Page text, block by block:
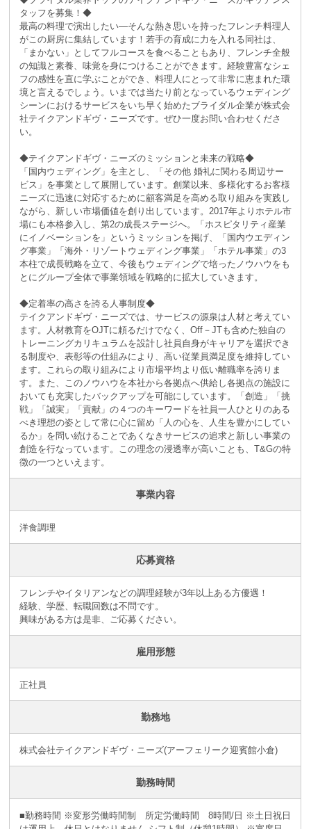
タッフを募集！◆
最高の料理で演出したい―そんな熱き思いを持ったフレンチ料理人
がこの厨房に集結しています！若手の育成に力を入れる同社は、
「まかない」としてフルコースを食べることもあり、フレンチ全般
の知識と素養、味覚を身につけることができます。経験豊富なシェ
フの感性を直に学ぶことができ、料理人にとって非常に恵まれた環
境と言えるでしょう。いまでは当たり前となっているウェディング
シーンにおけるサービスをいち早く始めたブライダル企業が株式会
社テイクアンドギヴ・ニーズです。ぜひ一度お問い合わせくださ
い。
◆テイクアンドギヴ・ニーズのミッションと未来の戦略◆
「国内ウェディング」を主とし、「その他 婚礼に関わる周辺サー
ビス」を事業として展開しています。創業以来、多様化するお客様
ニーズに迅速に対応するために顧客満足を高める取り組みを実践し
ながら、新しい市場価値を創り出しています。2017年よりホテル市
場にも本格参入し、第2の成長ステージへ。「ホスピタリティ産業
にイノベーションを」というミッションを掲げ、「国内ウエディン
グ事業」「海外・リゾートウェディング事業」「ホテル事業」の3
本柱で成長戦略を立て、今後もウェディングで培ったノウハウをも
とにグループ全体で事業領域を戦略的に拡大していきます。
◆定着率の高さを誇る人事制度◆
テイクアンドギヴ・ニーズでは、サービスの源泉は人材と考えてい
ます。人材教育をOJTに頼るだけでなく、Off－JTも含めた独自の
トレーニングカリキュラムを設計し社員自身がキャリアを選択でき
る制度や、表彰等の仕組みにより、高い従業員満足度を維持してい
ます。これらの取り組みにより市場平均より低い離職率を誇りま
す。また、このノウハウを本社から各拠点へ供給し各拠点の施設に
おいても充実したバックアップを可能にしています。「創造」「挑
戦」「誠実」「貢献」の４つのキーワードを社員一人ひとりのある
べき理想の姿として常に心に留め「人の心を、人生を豊かにしてい
るか」を問い続けることであくなきサービスの追求と新しい事業の
創造を行なっています。この理念の浸透率が高いことも、T&Gの特
徴の一つといえます。
事業内容
洋食調理
応募資格
フレンチやイタリアンなどの調理経験が3年以上ある方優遇！
経験、学歴、転職回数は不問です。
興味がある方は是非、ご応募ください。
雇用形態
正社員
勤務地
株式会社テイクアンドギヴ・ニーズ(アーフェリーク迎賓館小倉)
勤務時間
■勤務時間 ※変形労働時間制 所定労働時間 8時間/日 ※土日祝日